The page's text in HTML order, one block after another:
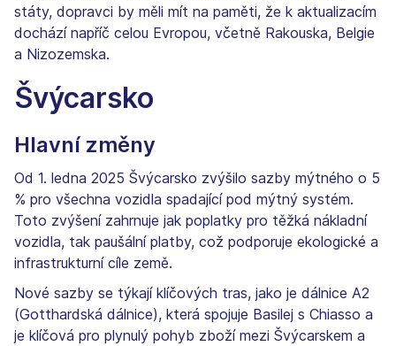
státy, dopravci by měli mít na paměti, že k aktualizacím
dochází napříč celou Evropou, včetně Rakouska, Belgie
a Nizozemska.
Švýcarsko
Hlavní změny
Od 1. ledna 2025 Švýcarsko zvýšilo sazby mýtného o 5
% pro všechna vozidla spadající pod mýtný systém.
Toto zvýšení zahrnuje jak poplatky pro těžká nákladní
vozidla, tak paušální platby, což podporuje ekologické a
infrastrukturní cíle země.
Nové sazby se týkají klíčových tras, jako je dálnice A2
(Gotthardská dálnice), která spojuje Basilej s Chiasso a
je klíčová pro plynulý pohyb zboží mezi Švýcarskem a